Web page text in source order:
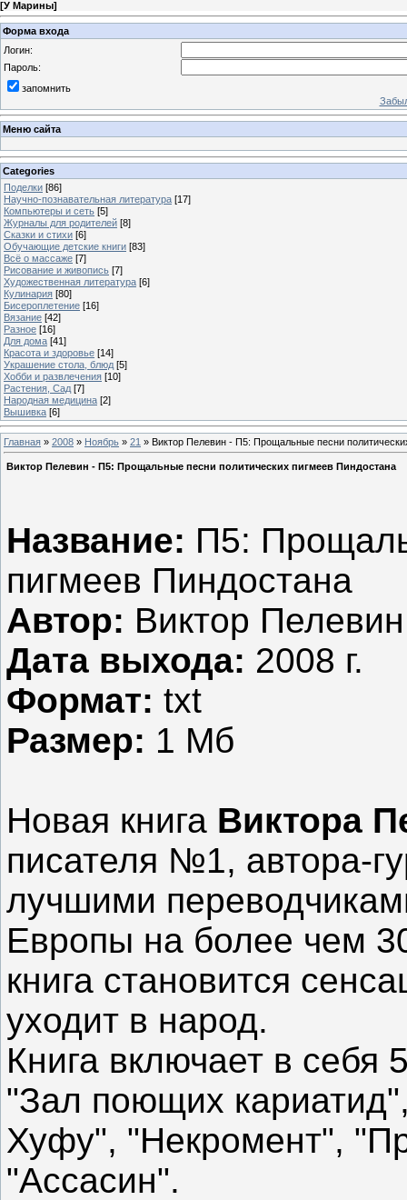
[У Марины]
Форма входа
Логин:
Пароль:
запомнить
Меню сайта
Categories
Поделки [86]
Научно-познавательная литература [17]
Компьютеры и сеть [5]
Журналы для родителей [8]
Сказки и стихи [6]
Обучающие детские книги [83]
Всё о массаже [7]
Рисование и живопись [7]
Художественная литература [6]
Кулинария [80]
Бисероплетение [16]
Вязание [42]
Разное [16]
Для дома [41]
Красота и здоровье [14]
Украшение стола, блюд [5]
Хобби и развлечения [10]
Растения, Сад [7]
Народная медицина [2]
Вышивка [6]
Главная » 2008 » Ноябрь » 21 » Виктор Пелевин - П5: Прощальные песни
Виктор Пелевин - П5: Прощальные песни политических пигмеев Пиндостана
Название: П5:
пигмеев Пиндостана
Автор: Виктор Пелевин
Дата выхода: 2008 г.
Формат: txt
Размер: 1 Мб
Новая книга Виктора
писателя №1, автора-
лучшими
Европы на более чем
книга становится
уходит в народ.
Книга включает в себя
"Зал поющих
Хуфу", "Некромент",
"Ассасин".